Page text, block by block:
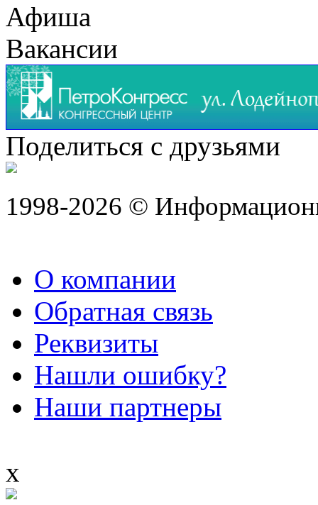
Афиша
Вакансии
Поделиться с друзьями
1998-2026 ©
О компании
Обратная связь
Реквизиты
Нашли ошибку?
Наши партнеры
x